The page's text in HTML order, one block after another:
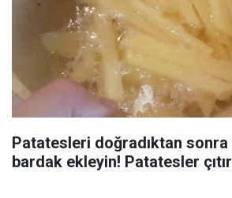
Patatesleri doğradıktan sonra
bardak ekleyin! Patatesler